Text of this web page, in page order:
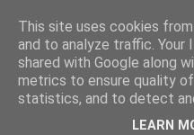
This site uses cookies
and to analyze traffic. Your
shared with Google along
metrics to ensure quality
statistics, and to detect
LEARN